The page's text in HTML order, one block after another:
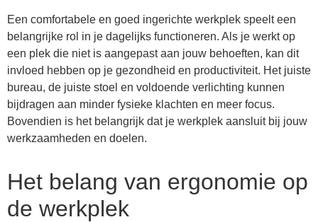
Een comfortabele en goed ingerichte werkplek speelt een
belangrijke rol in je dagelijks functioneren. Als je werkt op
een plek die niet is aangepast aan jouw behoeften, kan dit
invloed hebben op je gezondheid en productiviteit. Het juiste
bureau, de juiste stoel en voldoende verlichting kunnen
bijdragen aan minder fysieke klachten en meer focus.
Bovendien is het belangrijk dat je werkplek aansluit bij jouw
werkzaamheden en doelen.
Het belang van ergonomie op
de werkplek